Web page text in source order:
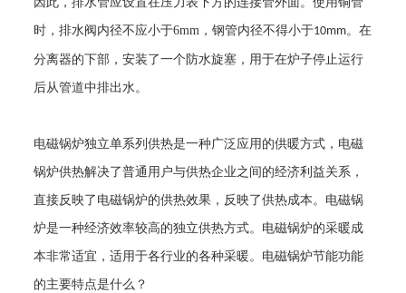
时，排水阀内径不应小于6mm ，钢管内径不得小于10mm。在
分离器的下部，安装了一个防水旋塞，用于在炉子停止运行
后从管道中排出水。
电磁锅炉独立单系列供热是一种广泛应用的供暖方式，电磁
锅炉供热解决了普通用户与供热企业之间的经济利益关系，
直接反映了电磁锅炉的供热效果，反映了供热成本。电磁锅
炉是一种经济效率较高的独立供热方式。电磁锅炉的采暖成
本非常适宜，适用于各行业的各种采暖。电磁锅炉节能功能
的主要特点是什么？